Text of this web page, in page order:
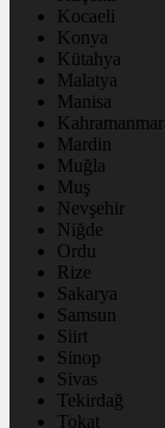
Kocaeli
Konya
Kütahya
Malatya
Manisa
Mardin
Muğla
Muş
Nevşehir
Niğde
Ordu
Rize
Sakarya
Samsun
Siirt
Sinop
Sivas
Tekirdağ
Tokat